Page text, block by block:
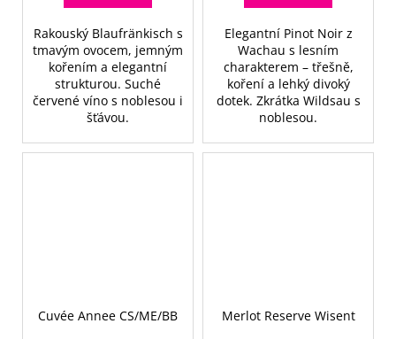
Rakouský Blaufränkisch s
tmavým ovocem, jemným
kořením a elegantní
strukturou. Suché
červené víno s noblesou i
šťávou.
Elegantní Pinot Noir z
Wachau s lesním
charakterem – třešně,
koření a lehký divoký
dotek. Zkrátka Wildsau s
noblesou.
Cuvée Annee CS/ME/BB Merlot Reserve Wisent